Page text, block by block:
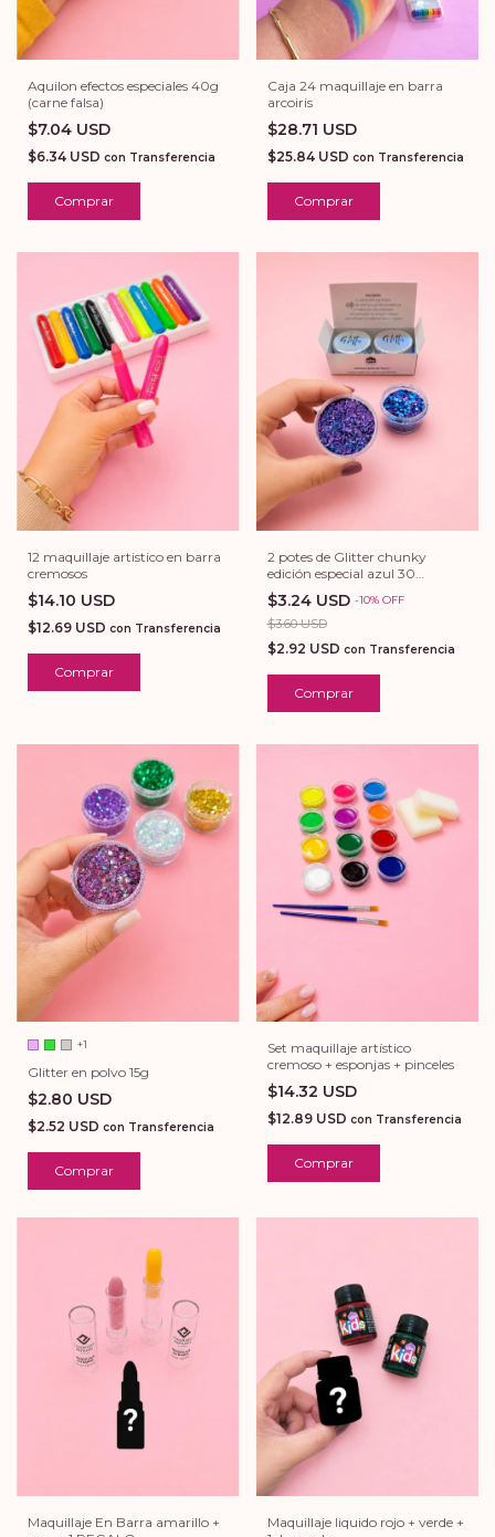
Aquilon efectos especiales 40g
(carne falsa)
$7.04 USD
$6.34 USD con Transferencia
Caja 24 maquillaje en barra
arcoiris
$28.71 USD
$25.84 USD con Transferencia
12 maquillaje artistico en barra
cremosos
$14.10 USD
$12.69 USD con Transferencia
2 potes de Glitter chunky
edición especial azul 30
gramos total
$3.24 USD -10% OFF
$3.60 USD
$2.92 USD con Transferencia
+1
Glitter en polvo 15g
$2.80 USD
$2.52 USD con Transferencia
Comprar
Set maquillaje artístico
cremoso + esponjas + pinceles
$14.32 USD
$12.89 USD con Transferencia
Maquillaje En Barra amarillo +
Maquillaje liquido rojo + verde +